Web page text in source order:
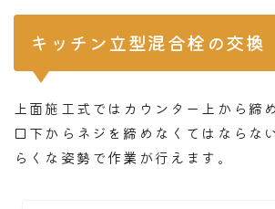
キッチン立型混合栓の交換
上面施工式ではカウンター上から締
口下からネジを締めなくてはならな
らくな姿勢で作業が行えます。